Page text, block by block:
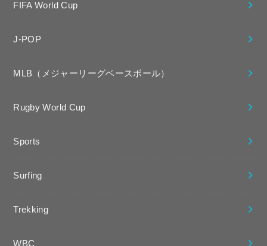
FIFA World Cup
J-POP
MLB（メジャーリーグベースボール）
Rugby World Cup
Sports
Surfing
Trekking
WBC